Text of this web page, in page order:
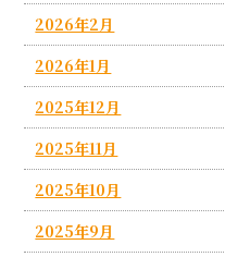
2026年2月
2026年1月
2025年12月
2025年11月
2025年10月
2025年9月